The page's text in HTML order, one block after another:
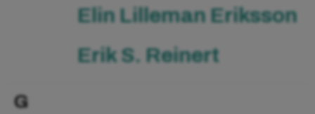
Elin Lilleman Eriksson
Erik S. Reinert
G